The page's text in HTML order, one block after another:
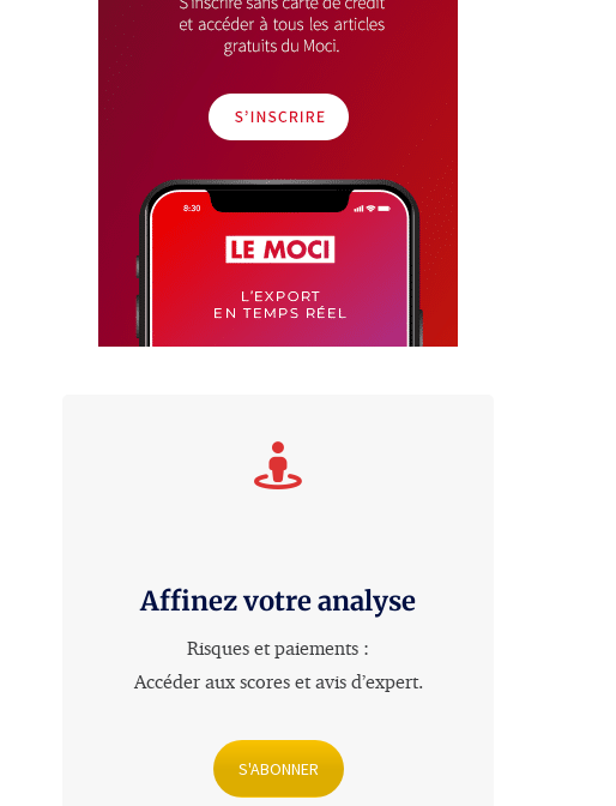
Affinez votre analyse
Risques et paiements :
Accéder aux scores et avis d’expert.
S'ABONNER